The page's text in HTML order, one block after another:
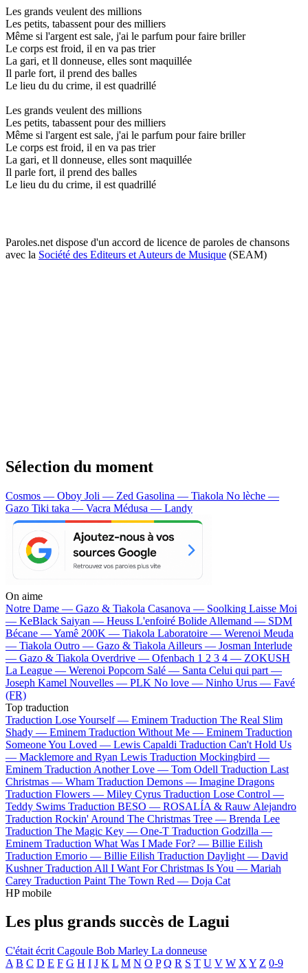
Les grands veulent des millions
Les petits, tabassent pour des milliers
Même si l'argent est sale, j'ai le parfum pour faire briller
Le corps est froid, il en va pas trier
La gari, et ll donneuse, elles sont maquillée
Il parle fort, il prend des balles
Le lieu du du crime, il est quadrillé
Les grands veulent des millions
Les petits, tabassent pour des milliers
Même si l'argent est sale, j'ai le parfum pour faire briller
Le corps est froid, il en va pas trier
La gari, et ll donneuse, elles sont maquillée
Il parle fort, il prend des balles
Le lieu du du crime, il est quadrillé
Paroles.net dispose d'un accord de licence de paroles de chansons
avec la Société des Editeurs et Auteurs de Musique (SEAM)
Sélection du moment
Cosmos — Oboy Joli — Zed Gasolina — Tiakola No lèche —
Gazo Tiki taka — Vacra Médusa — Landy
On aime
Notre Dame — Gazo & Tiakola Casanova — Soolking Laisse Moi
— KeBlack Saiyan — Heuss L'enfoiré Bolide Allemand — SDM
Bécane —Yamê 200K — Tiakola Laboratoire — Werenoi Meuda
— Tiakola Outro — Gazo & Tiakola Ailleurs — Josman Interlude
— Gazo & Tiakola Overdrive — Ofenbach 1 2 3 4 — ZOKUSH
La League — Werenoi Popcorn Salé — Santa Celui qui part —
Joseph Kamel Nouvelles — PLK No love — Ninho Urus — Favé
(FR)
Top traduction
Traduction Lose Yourself — Eminem Traduction The Real Slim
Shady — Eminem Traduction Without Me — Eminem Traduction
Someone You Loved — Lewis Capaldi Traduction Can't Hold Us
— Macklemore and Ryan Lewis Traduction Mockingbird —
Eminem Traduction Another Love — Tom Odell Traduction Last
Christmas — Wham Traduction Demons — Imagine Dragons
Traduction Flowers — Miley Cyrus Traduction Lose Control —
Teddy Swims Traduction BESO — ROSALÍA & Rauw Alejandro
Traduction Rockin' Around The Christmas Tree — Brenda Lee
Traduction The Magic Key — One-T Traduction Godzilla —
Eminem Traduction What Was I Made For? — Billie Eilish
Traduction Emorio — Billie Eilish Traduction Daylight — David
Kushner Traduction All I Want For Christmas Is You — Mariah
Carey Traduction Paint The Town Red — Doja Cat
HP mobile
Les plus grands succès de Lagui
C'était écrit Cagoule Bob Marley La donneuse
A B C D E F G H I J K L M N O P Q R S T U V W X Y Z 0-9